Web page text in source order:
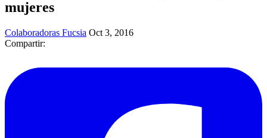
mujeres
Colaboradoras Fucsia Oct 3, 2016
Compartir: